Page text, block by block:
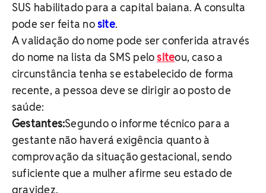
SUS habilitado para a capital baiana. A consulta
pode ser feita nosite.
A validação do nome pode ser conferida através
do nome na lista da SMS pelositeou, caso a
circunstância tenha se estabelecido de forma
recente, a pessoa deve se dirigir ao posto de
saúde:
Gestantes:Segundo o informe técnico para a
gestante não haverá exigência quanto à
comprovação da situação gestacional, sendo
suficiente que a mulher afirme seu estado de
gravidez.